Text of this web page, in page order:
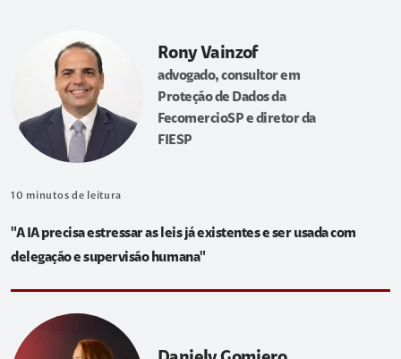
Rony Vainzof
advogado, consultor em
Proteção de Dados da
FecomercioSP e diretor da
FIESP
10 minutos de leitura
"A IA precisa estressar as leis já existentes e ser usada com
delegação e supervisão humana"